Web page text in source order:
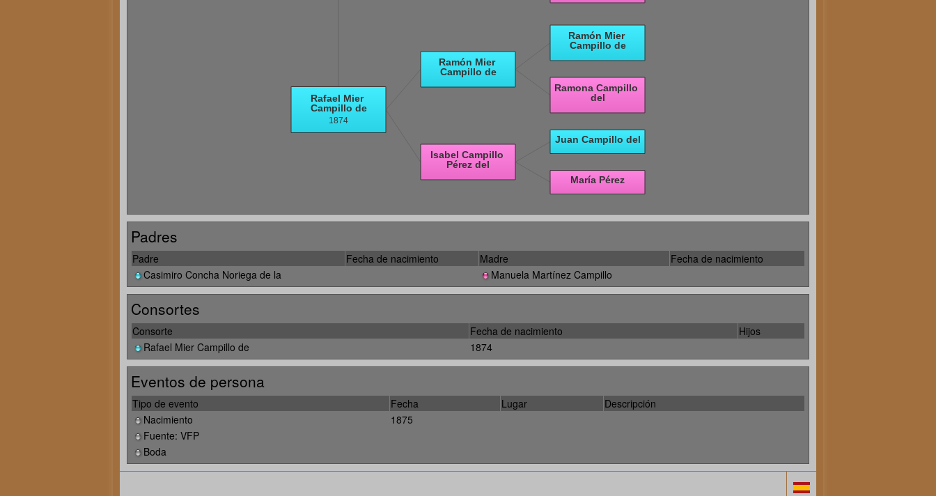
Padres
Padre Fecha de nacimiento Madre
Fecha de nacimiento
Casimiro Concha Noriega de la
Manuela Martínez Campillo
Consortes
Consorte Fecha de nacimiento
Hijos
Rafael Mier Campillo de
1874
Eventos de persona
Tipo de evento Fecha Lugar
Descripción
Nacimiento
1875
Fuente: VFP
Boda